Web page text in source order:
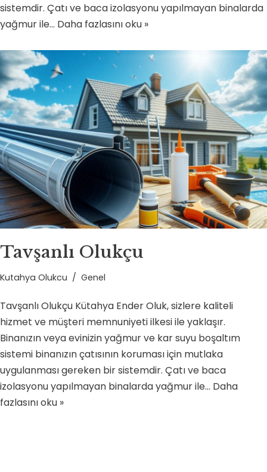
sistemdir. Çatı ve baca izolasyonu yapılmayan binalarda
yağmur ile… Daha fazlasını oku »
Tavşanlı Olukçu
Kutahya Olukcu Genel
Tavşanlı Olukçu Kütahya Ender Oluk, sizlere kaliteli
hizmet ve müşteri memnuniyeti ilkesi ile yaklaşır.
Binanızın veya evinizin yağmur ve kar suyu boşaltım
sistemi binanızın çatısının koruması için mutlaka
uygulanması gereken bir sistemdir. Çatı ve baca
izolasyonu yapılmayan binalarda yağmur ile… Daha
fazlasını oku »